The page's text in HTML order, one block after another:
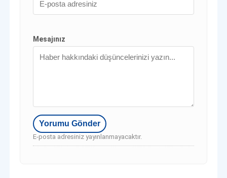
Mesajınız
E-posta adresiniz yayınlanmayacaktır.